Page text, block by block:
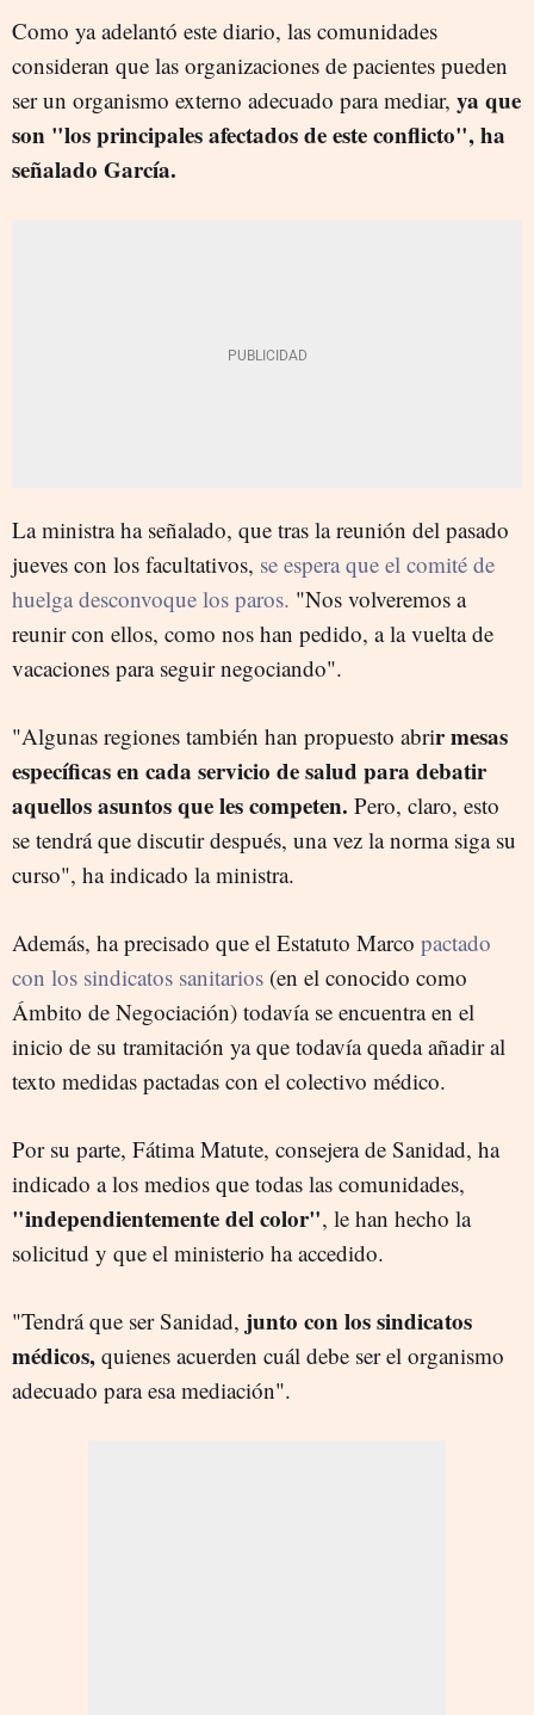
Como ya adelantó este diario, las comunidades
consideran que las organizaciones de pacientes pueden
ser un organismo externo adecuado para mediar, ya que
son "los principales afectados de este conflicto", ha
señalado García.
La ministra ha señalado, que tras la reunión del pasado
jueves con los facultativos, se espera que el comité de
huelga desconvoque los paros. "Nos volveremos a
reunir con ellos, como nos han pedido, a la vuelta de
vacaciones para seguir negociando".
"Algunas regiones también han propuesto abrir mesas
específicas en cada servicio de salud para debatir
aquellos asuntos que les competen. Pero, claro, esto
se tendrá que discutir después, una vez la norma siga su
curso", ha indicado la ministra.
Además, ha precisado que el Estatuto Marco pactado
con los sindicatos sanitarios (en el conocido como
Ámbito de Negociación) todavía se encuentra en el
inicio de su tramitación ya que todavía queda añadir al
texto medidas pactadas con el colectivo médico.
Por su parte, Fátima Matute, consejera de Sanidad, ha
indicado a los medios que todas las comunidades,
"independientemente del color", le han hecho la
solicitud y que el ministerio ha accedido.
"Tendrá que ser Sanidad, junto con los sindicatos
médicos, quienes acuerden cuál debe ser el organismo
adecuado para esa mediación".